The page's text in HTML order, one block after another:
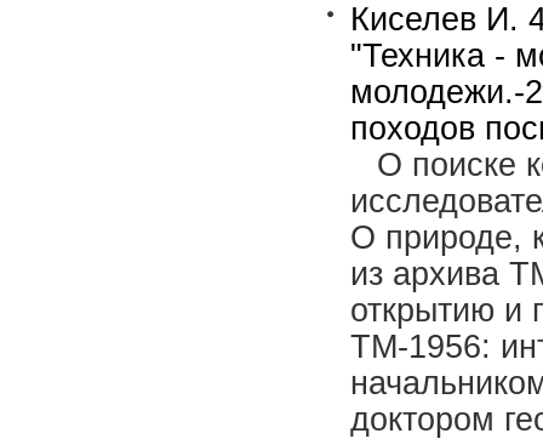
Киселев И.
"Техника -
молодежи.-
походов
О поиске
О природе,
из архива
открытию и
ТМ-1956:
доктором